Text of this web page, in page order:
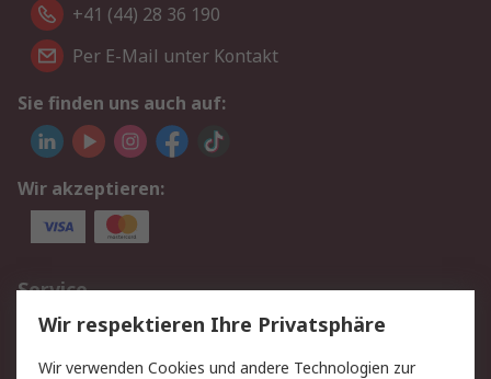
+41 (44) 28 36 190
Per E-Mail unter Kontakt
Sie finden uns auch auf:
Wir akzeptieren:
Service
Value Added Services
Lieferlösungen
Rücksendungen
Kontakt
Wir respektieren Ihre Privatsphäre
Wir verwenden Cookies und andere Technologien zur